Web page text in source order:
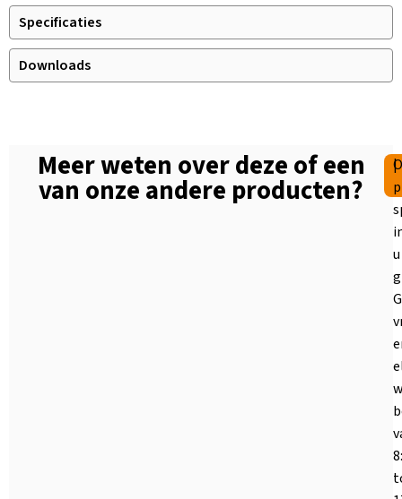
Specificaties
Downloads
Meer weten over deze of een
van onze andere producten?
|
u